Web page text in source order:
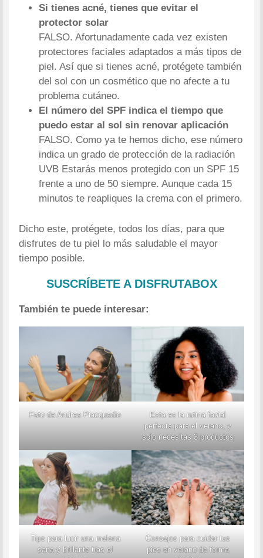
Si tienes acné, tienes que evitar el
protector solar
FALSO. Afortunadamente cada vez existen
protectores faciales adaptados a más tipos de
piel. Así que si tienes acné, protégete también
del sol con un cosmético que no afecte a tu
problema cutáneo.
El número del SPF indica el tiempo que
puedo estar al sol sin renovar aplicación
FALSO. Como ya te hemos dicho, ese número
indica un grado de protección de la radiación
UVB Estarás menos protegido con un SPF 15
frente a uno de 50 siempre. Aunque cada 15
minutos te reapliques la crema con el primero.
Dicho este, protégete, todos los días, para que
disfrutes de tu piel lo más saludable el mayor
tiempo posible.
SUSCRÍBETE A DISFRUTABOX
También te puede interesar:
Foto de Andrea Piacquadio
Esta es la rutina facial
perfecta para el verano, y
solo necesitas 3 productos
Tips para lucir una melena
sana y brillante tras el
Consejos para cuidar tus
pies en verano de forma